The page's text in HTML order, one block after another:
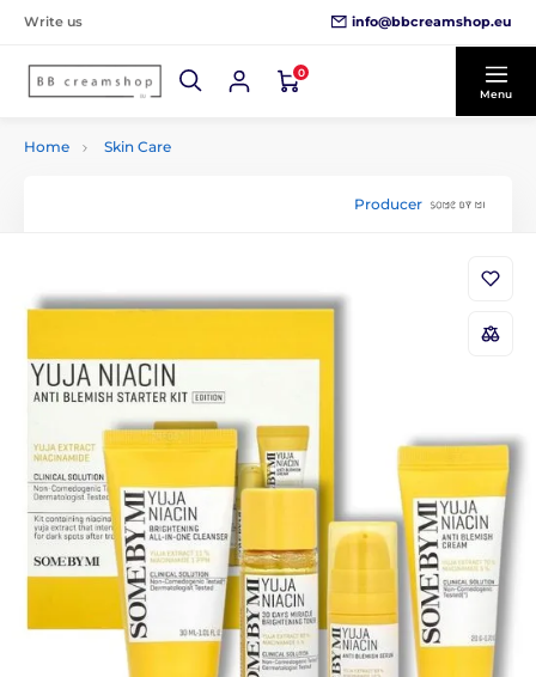
Write us info@bbcreamshop.eu
0
Menu
Home Skin Care
Producer